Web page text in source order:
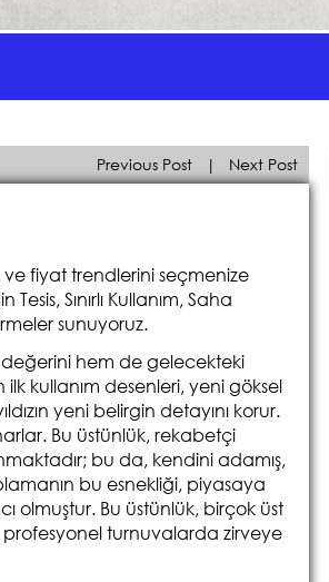
Previous Post | Next Post
ve fiyat trendlerini seçmenize
Sınırlı Kullanım, Saha
sunuyoruz.
hem de gelecekteki
ilk kullanım desenleri, yeni göksel
yeni belirgin detayını korur.
Bu üstünlük, rekabetçi
bu da, kendini adamış,
bu esnekliği, piyasaya
olmuştur. Bu üstünlük, birçok üst
profesyonel turnuvalarda zirveye